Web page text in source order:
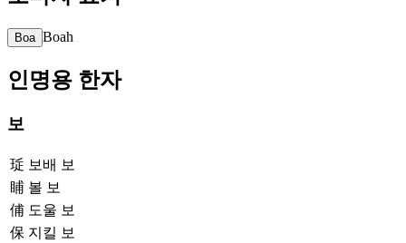
Boa Boah
인명용 한자
보
㻄 보배 보
䀯 볼 보
俌 도울 보
保 지킬 보